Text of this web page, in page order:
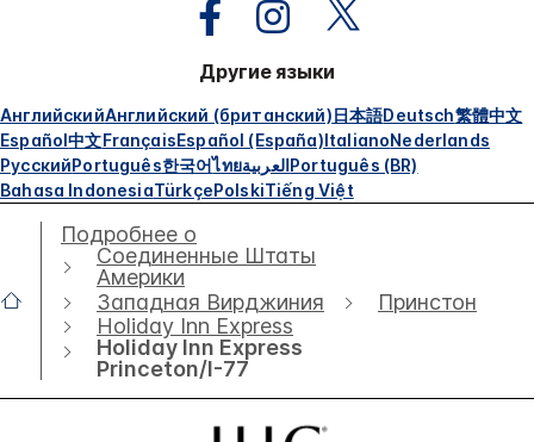
Другие языки
АнглийскийАнглийский (британский)日本語Deutsch繁體中文
Español中文FrançaisEspañol (España)ItalianoNederlands
РусскийPortuguês한국어ไทยالعربيةPortuguês (BR)
Bahasa IndonesiaTürkçePolskiTiếng Việt
Подробнее о
Соединенные Штаты
Америки
Западная Вирджиния
Принстон
Holiday Inn Express
Holiday Inn Express
Princeton/I-77